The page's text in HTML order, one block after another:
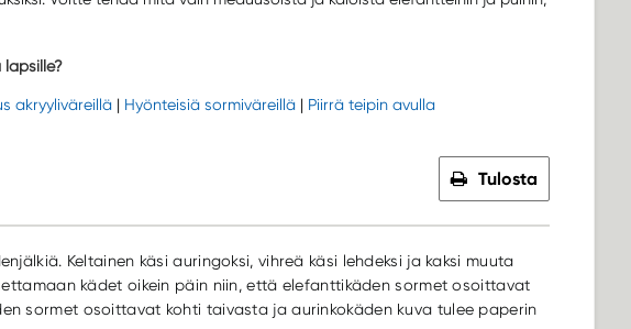
lapsille?
akryyliväreillä | Hyönteisiä sormiväreillä | Piirrä teipin avulla
Tulosta
Keltainen käsi auringoksi, vihreä käsi lehdeksi ja kaksi muuta
kädet oikein päin niin, että elefanttikäden sormet osoittavat
sormet osoittavat kohti taivasta ja aurinkokäden kuva tulee paperin